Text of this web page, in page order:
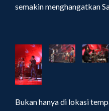
semakin menghangatkan
Bukan hanya di lokasi